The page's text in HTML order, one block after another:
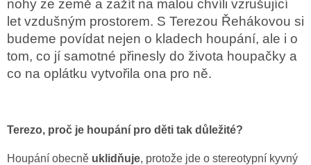
a
o
Houpajdě
Terapie
houpáním
podmínky
nohy ze země a zažít na malou chvíli vzrušující
let vzdušným prostorem. S Terezou Řehákovou si
budeme povídat nejen o kladech houpání, ale i o
tom, co jí samotné přinesly do života houpačky a
co na oplátku vytvořila ona pro ně.
Terezo, proč je houpání pro děti tak důležité?
Houpání obecně uklidňuje, protože jde o stereotypní kyvný